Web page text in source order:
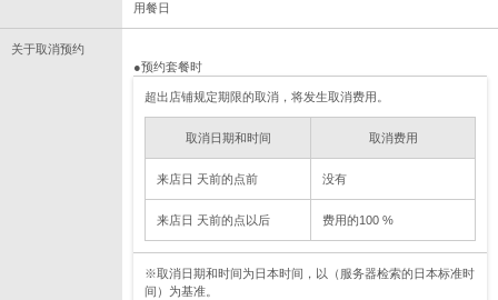
用餐日
关于取消预约
●预约套餐时
超出店铺规定期限的取消，将发生取消费用。
取消日期和时间 取消费用
来店日 天前的点前 没有
来店日 天前的点以后 费用的100 %
※取消日期和时间为日本时间，以（服务器检索的日本标准时
间）为基准。